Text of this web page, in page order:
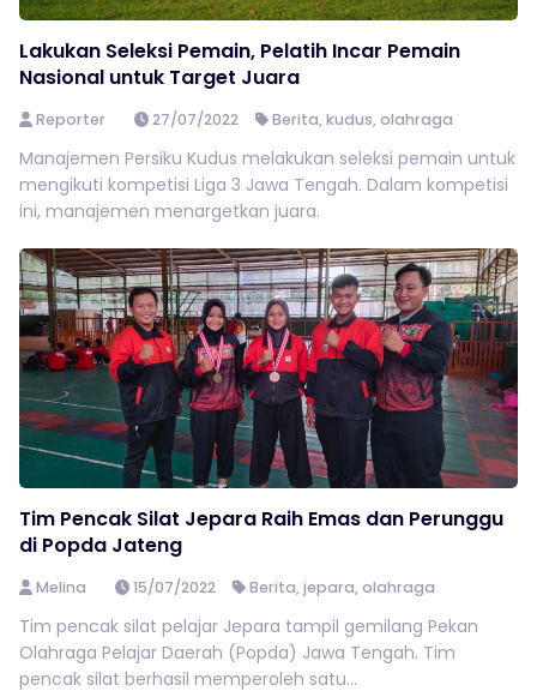
Lakukan Seleksi Pemain, Pelatih Incar Pemain
Nasional untuk Target Juara
Reporter 27/07/2022 Berita,kudus,olahraga
Manajemen Persiku Kudus melakukan seleksi pemain untuk
mengikuti kompetisi Liga 3 Jawa Tengah. Dalam kompetisi
ini, manajemen menargetkan juara.
Tim Pencak Silat Jepara Raih Emas dan Perunggu
di Popda Jateng
Melina 15/07/2022 Berita,jepara,olahraga
Tim pencak silat pelajar Jepara tampil gemilang Pekan
Olahraga Pelajar Daerah (Popda) Jawa Tengah. Tim
pencak silat berhasil memperoleh satu...